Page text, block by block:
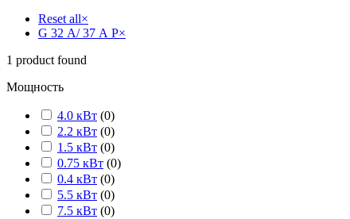
Reset all×
G 32 А/ 37 А P×
1 product found
Мощность
4.0 кВт (0)
2.2 кВт (0)
1.5 кВт (0)
0.75 кВт (0)
0.4 кВт (0)
5.5 кВт (0)
7.5 кВт (0)